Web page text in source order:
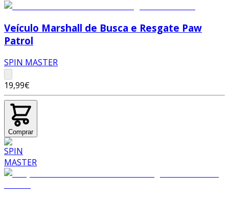
Veículo Marshall de Busca e Resgate Paw
Patrol
SPIN MASTER
19,99€
Comprar